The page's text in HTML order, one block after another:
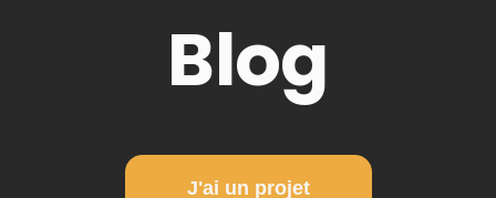
Blog​
J'ai un projet